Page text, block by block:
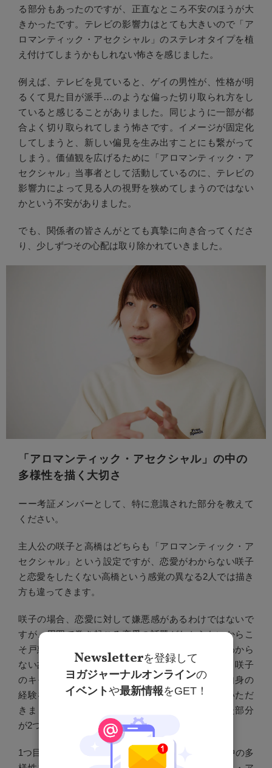
る部分もあったのですが、正直なところ不安のほうが大
きかったです。テレビの影響力はとても大きいので「ア
ロマンティック・アセクシャル」のステレオタイプを植
え付けてしまうかもしれない怖さを感じました。
例えば、テレビを見ていると、ゲイの男性が、性格が明
るくて見た目が派手…のような偏った切り取られ方をし
ていると感じることがありました。同じように一部が都
合よく切り取られてしまう怖さです。イメージが固定化
してしまうと、新しい偏見を生み出すことにも繋がって
しまう。価値観を広げるために「アロマンティック・ア
セクシャル」当事者として活動しているのに、テレビの
影響力によって見る人の視野を狭めてしまうのではない
かという不安がありました。
でも、関係者の皆さんがとても真摯に向き合ってくださ
り、少しずつその心配は取り除かれていきました。
「アロマンティック・アセクシャル」の中の
多様性を描く大切さ
ーー考証メンバーとして、特に意識された部分を教えて
ください。
主人公の咲子と高橋はどちらも「アロマンティック・ア
セクシャル」という設定ですが、恋愛がわからない咲子
と恋愛をしたくない高橋という感覚の異なる2人では描き
方も違ってきます。
咲子の場合、恋愛に対して嫌悪感があるわけではないで
すが、周囲で巻き起こる恋愛の話題がわからないからこ
そ戸惑っていますよね。私の場合は、そういったわから
ない故のもどかしさや居場所のなさに共感します。咲子
のキャラクターを描く際は、そういった点で自分自身の
経験を活かして脚本家や演出の方々と相談させていただ
きました。また、考証に携わる上で大切にしていた部分
が2つあります。
1つ目は、「アロマンティック・アセクシャル」の中の多
Newsletterを登録して
ヨガジャーナルオンラインの
イベントや最新情報をGET！